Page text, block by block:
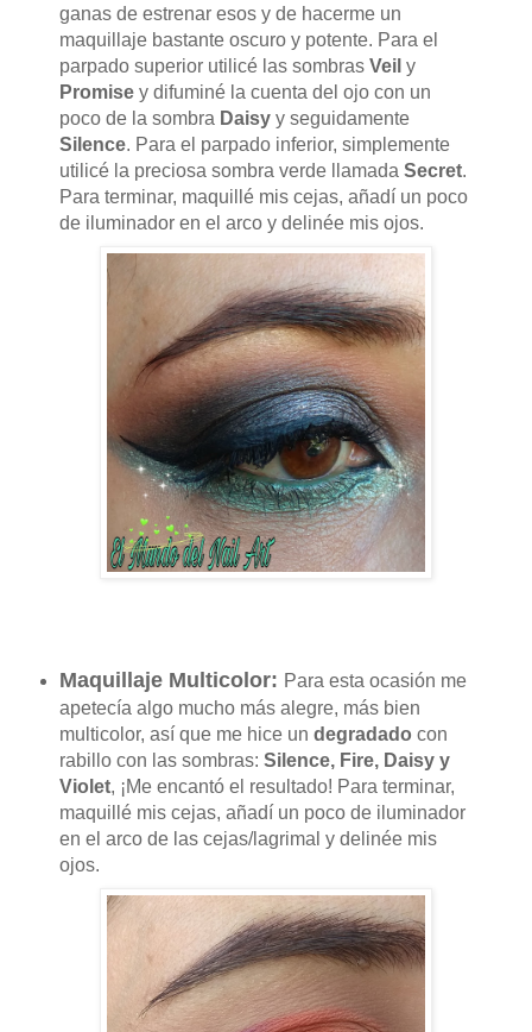
ganas de estrenar esos y de hacerme un
maquillaje bastante oscuro y potente. Para el
parpado superior utilicé las sombras Veil y
Promisey difuminé la cuenta del ojo con un
poco de la sombra Daisy y seguidamente
Silence. Para el parpado inferior, simplemente
utilicé la preciosa sombra verde llamada Secret.
Para terminar, maquillé mis cejas, añadí un poco
de iluminador en el arco y delinée mis ojos.
Maquillaje Multicolor: Para esta ocasión me
apetecía algo mucho más alegre, más bien
multicolor, así que me hice un degradado con
rabillo con las sombras: Silence, Fire, Daisy y
Violet, ¡Me encantó el resultado! Para terminar,
maquillé mis cejas, añadí un poco de iluminador
en el arco de las cejas/lagrimal y delinée mis
ojos.